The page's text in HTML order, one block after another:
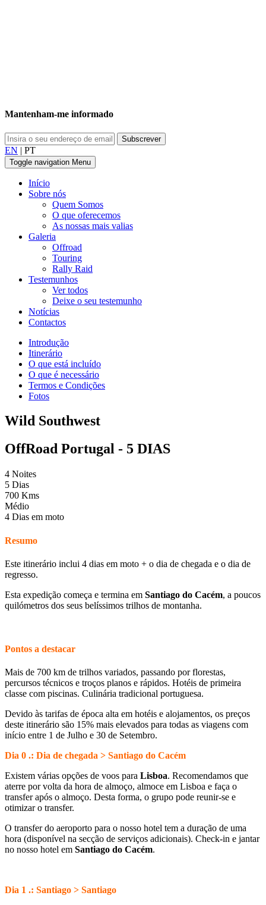
Mantenham-me informado
EN | PT
Toggle navigation Menu
Início
Sobre nós
Quem Somos
O que oferecemos
As nossas mais valias
Galeria
Offroad
Touring
Rally Raid
Testemunhos
Ver todos
Deixe o seu testemunho
Notícias
Contactos
Introdução
Itinerário
O que está incluído
O que é necessário
Termos e Condições
Fotos
Wild Southwest
OffRoad Portugal - 5 DIAS
4 Noites
5 Dias
700 Kms
Médio
4 Dias em moto
Resumo
Este itinerário inclui 4 dias em moto + o dia de chegada e o dia de
regresso.
Esta expedição começa e termina em Santiago do Cacém, a poucos
quilómetros dos seus belíssimos trilhos de montanha.
Pontos a destacar
Mais de 700 km de trilhos variados, passando por florestas,
percursos técnicos e troços planos e rápidos. Hotéis de primeira
classe com piscinas. Culinária tradicional portuguesa.
Devido às tarifas de época alta em hotéis e alojamentos, os preços
deste itinerário são 15% mais elevados para todas as viagens com
início entre 1 de Julho e 30 de Setembro.
Dia 0 .: Dia de chegada > Santiago do Cacém
Existem várias opções de voos para Lisboa. Recomendamos que
aterre por volta da hora de almoço, almoce em Lisboa e faça o
transfer após o almoço. Desta forma, o grupo pode reunir-se e
otimizar o transfer.
O transfer do aeroporto para o nosso hotel tem a duração de uma
hora (disponível na secção de serviços adicionais). Check-in e jantar
no nosso hotel em Santiago do Cacém.
Dia 1 .: Santiago > Santiago